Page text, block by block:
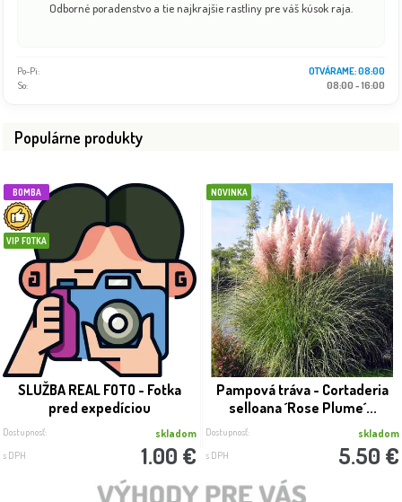
Odborné poradenstvo a tie najkrajšie rastliny pre váš kúsok raja.
Po-Pi:
08:00 - 18:00
So:
08:00 - 16:00
Populárne produkty
BOMBA
VIP FOTKA
SLUŽBA REAL FOTO - Fotka
pred expedíciou
Dostupnosť: skladom
s DPH 1.00 €
NOVINKA
Pampová tráva - Cortaderia
selloana ´Rose Plume´...
Dostupnosť: skladom
s DPH 5.50 €